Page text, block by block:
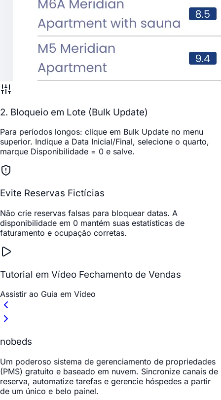
2. Bloqueio em Lote (Bulk Update)
Para períodos longos: clique em Bulk Update no menu
superior. Indique a Data Inicial/Final, selecione o quarto,
marque Disponibilidade = 0 e salve.
Evite Reservas Fictícias
Não crie reservas falsas para bloquear datas. A
disponibilidade em 0 mantém suas estatísticas de
faturamento e ocupação corretas.
Tutorial em Vídeo Fechamento de Vendas
Assistir ao Guia em Vídeo
nobeds
Um poderoso sistema de gerenciamento de propriedades
(PMS) gratuito e baseado em nuvem. Sincronize canais de
reserva, automatize tarefas e gerencie hóspedes a partir
de um único e belo painel.